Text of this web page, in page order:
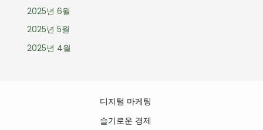
2025년 6월
2025년 5월
2025년 4월
디지털 마케팅
슬기로운 경제